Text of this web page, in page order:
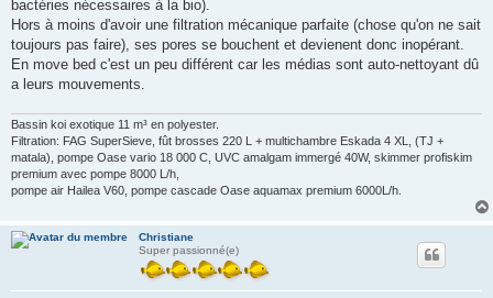
bactéries nécessaires à la bio).
Hors à moins d'avoir une filtration mécanique parfaite (chose qu'on ne sait
toujours pas faire), ses pores se bouchent et devienent donc inopérant.
En move bed c'est un peu différent car les médias sont auto-nettoyant dû
a leurs mouvements.
Bassin koi exotique 11 m³ en polyester.
Filtration: FAG SuperSieve, fût brosses 220 L + multichambre Eskada 4 XL, (TJ +
matala), pompe Oase vario 18 000 C, UVC amalgam immergé 40W, skimmer profiskim
premium avec pompe 8000 L/h,
pompe air Hailea V60, pompe cascade Oase aquamax premium 6000L/h.
Christiane
Super passionné(e)